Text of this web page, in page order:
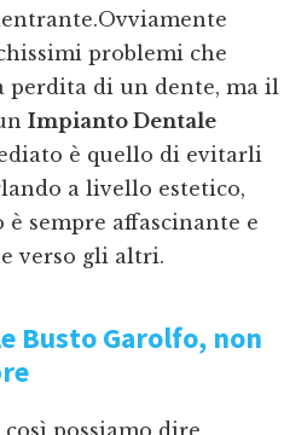
problemi che
perdita di un dente, ma il
Impianto Dentale
è quello di evitarli
a livello estetico,
sempre affascinante e
verso gli altri.
Busto Garolfo, non